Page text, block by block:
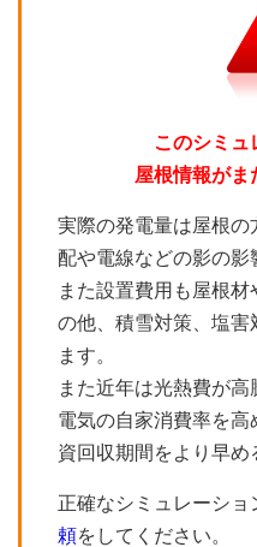
このシミュ
屋根情報がま
実際の発電量は屋根の
配や電線などの影の影
また設置費用も屋根
の他、積雪対策、塩害
ます。
また近年は光熱費が
電気の自家消費率を
資回収期間をより早め
正確なシミュレーショ
頼をしてください。